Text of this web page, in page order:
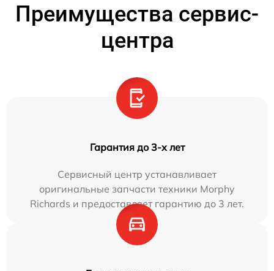
Преимущества сервис-
центра
Гарантия до 3-х лет
Сервисный центр устанавливает
оригинальные запчасти техники Morphy
Richards и предоставляет гарантию до 3 лет.